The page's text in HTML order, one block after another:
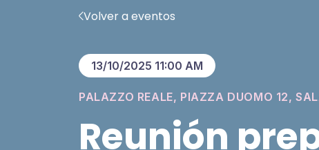
Volver a eventos
13/10/2025 11:00 AM
PALAZZO REALE, PIAZZA DUOMO 12,
Reunión